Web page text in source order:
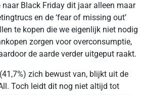
Black Friday dit jaar alleen maar
en de ‘fear of missing out’
te kopen die we eigenlijk niet nodig
zorgen voor overconsumptie,
de aarde verder uitgeput raakt.
zich bewust van, blijkt uit de
Toch leidt dit nog niet altijd tot